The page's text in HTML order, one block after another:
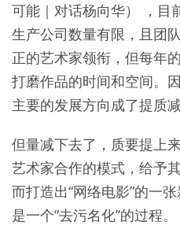
可能｜对话杨向华） ，目
生产公司数量有限，且团
正的艺术家领衔，但每年
打磨作品的时间和空间。
主要的发展方向成了提质
但量减下去了，质要提上
艺术家合作的模式，给予
而打造出“网络电影”的一
是一个“去污名化”的过程。